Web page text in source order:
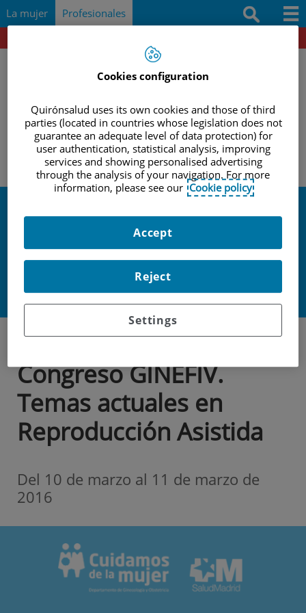
Saltar al contenido
Saltar
La mujer Profesionales Buscar
Documentación
Protocolos
Herramientas
Actividades y eventos
INICIO|PROFESIONALES|ACTIVIDADES Y EVENTOS|
CONGRESO GINEFIV. TEMAS ACTUALES EN REPRODUCCIÓN
ASISTIDA
Actividades y
eventos
Congreso 120.0
Congreso GINEFIV.
Temas actuales en
Reproducción Asistida
Del 10 de marzo al 11 de marzo de
2016
Cookies configuration
Quirónsalud uses its own cookies and those of third
parties (located in countries whose legislation does not
guarantee an adequate level of data protection) for
user authentication, statistical analysis, improving
services and showing personalised advertising
through the analysis of your navigation. For more
information, please see our Cookie policy
Settings
Reject
Accept